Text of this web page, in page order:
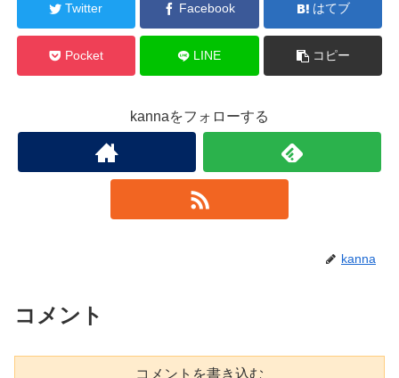
Twitter Facebook はてブ
Pocket LINE コピー
kannaをフォローする
kanna
コメント
コメントを書き込む